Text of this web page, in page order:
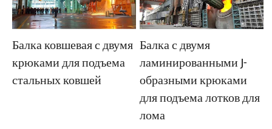
Балка ковшевая с двумя
крюками для подъема
стальных ковшей
Балка с двумя
ламинированными J-
образными крюками
для подъема лотков для
лома